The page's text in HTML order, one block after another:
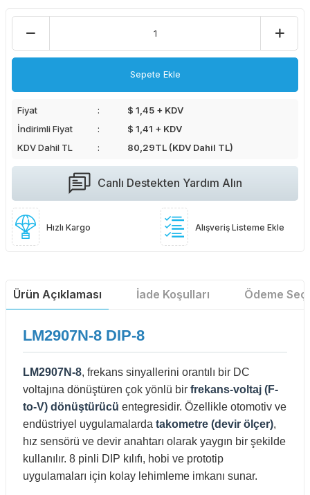
Sepete Ekle
Fiyat
$ 1,45 + KDV
İndirimli Fiyat
$ 1,41 + KDV
KDV Dahil TL
80,29TL (KDV Dahil TL)
Canlı Destekten Yardım Alın
Hızlı Kargo Alışveriş Listeme Ekle
Ürün Açıklaması İade Koşulları Ödeme
LM2907N-8 DIP-8
LM2907N-8, frekans sinyallerini orantılı bir DC
voltajına dönüştüren çok yönlü bir frekans-voltaj (F-
to-V) dönüştürücü entegresidir. Özellikle otomotiv ve
endüstriyel uygulamalarda takometre (devir ölçer),
hız sensörü ve devir anahtarı olarak yaygın bir şekilde
kullanılır. 8 pinli DIP kılıfı, hobi ve prototip
uygulamaları için kolay lehimleme imkanı sunar.